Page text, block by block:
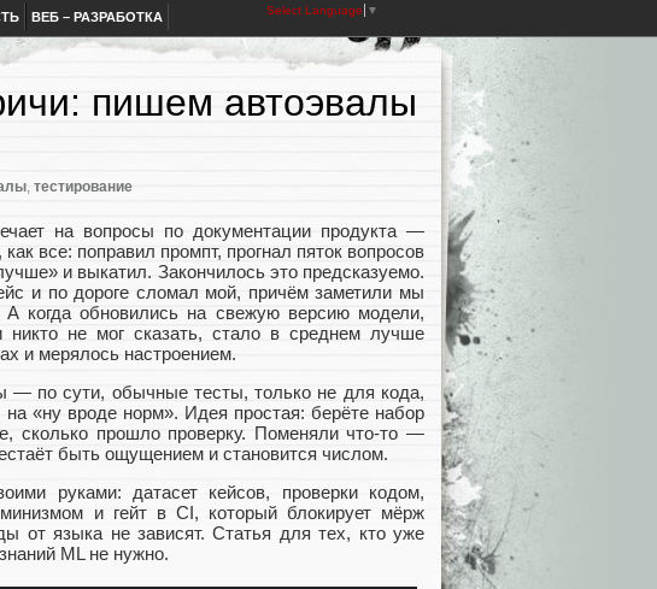
ВЕБ – РАЗРАБОТКА Select Language ▼
пишем автоэвалы
, тестирование
на вопросы по документации продукта —
все: поправил промпт, прогнал пяток вопросов
и выкатил. Закончилось это предсказуемо.
и по дороге сломал мой, причём заметили мы
когда обновились на свежую версию модели,
никто не мог сказать, стало в среднем лучше
и мерялось настроением.
— по сути, обычные тесты, только не для кода,
«ну вроде норм». Идея простая: берёте набор
сколько прошло проверку. Поменяли что‑то —
быть ощущением и становится числом.
руками: датасет кейсов, проверки кодом,
и гейт в CI, который блокирует мёрж
от языка не зависят. Статья для тех, кто уже
ML не нужно.